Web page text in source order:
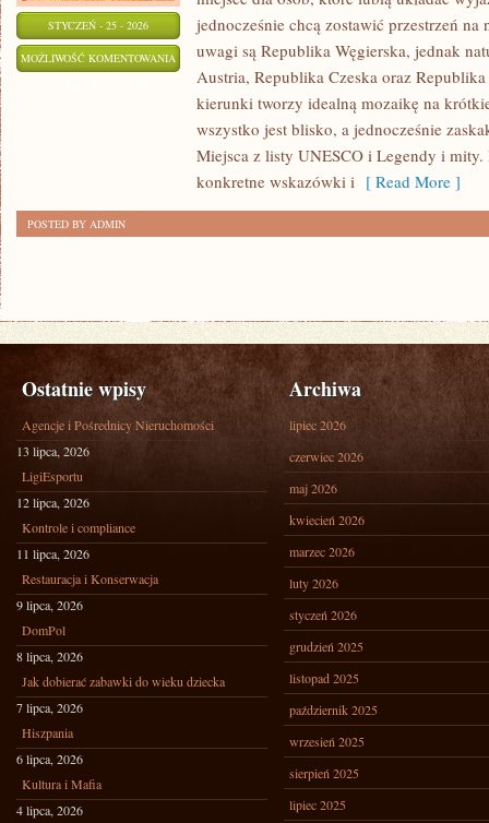
STYCZEŃ - 25 - 2026
MOŻLIWOŚĆ KOMENTOWANIA NAJCIEKAWSZE
MUZEA
jednocześnie chcą zostawić przestrzeń
uwagi są Republika Węgierska, jednak
Austria, Republika Czeska oraz Republika
kierunki tworzy idealną mozaikę na
wszystko jest blisko, a jednocześnie
Miejsca z listy UNESCO i Legendy i mity.
konkretne wskazówki i [ Read More ]
POSTED BY ADMIN
Ostatnie wpisy
Agencje i Pośrednicy Nieruchomości
13 lipca, 2026
LigiEsportu
12 lipca, 2026
Kontrole i compliance
11 lipca, 2026
Restauracja i Konserwacja
9 lipca, 2026
DomPol
8 lipca, 2026
Jak dobierać zabawki do wieku dziecka
7 lipca, 2026
Hiszpania
6 lipca, 2026
Kultura i Mafia
4 lipca, 2026
Archiwa
lipiec 2026
czerwiec 2026
maj 2026
kwiecień 2026
marzec 2026
luty 2026
styczeń 2026
grudzień 2025
listopad 2025
październik 2025
wrzesień 2025
sierpień 2025
lipiec 2025